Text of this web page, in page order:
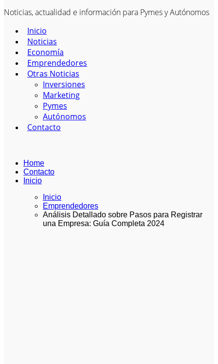
Noticias, actualidad e información para Pymes y Autónomos
Inicio
Noticias
Economía
Emprendedores
Otras Noticias
Inversiones
Marketing
Pymes
Autónomos
Contacto
Home
Contacto
Inicio
Inicio
Emprendedores
Análisis Detallado sobre Pasos para Registrar
una Empresa: Guía Completa 2024